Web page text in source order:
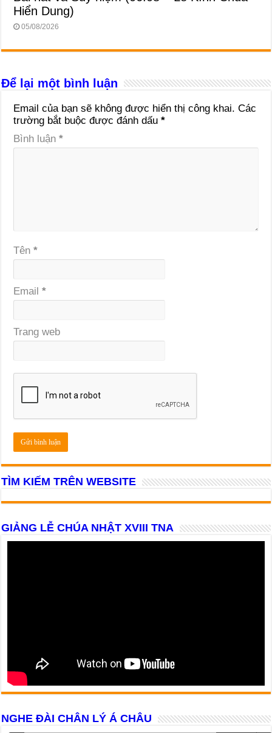
Hiển Dung)
05/08/2026
Để lại một bình luận
Email của bạn sẽ không được hiển thị công khai. Các
trường bắt buộc được đánh dấu*
Bình luận*
Tên*
Email*
Trang web
TÌM KIẾM TRÊN WEBSITE
GIẢNG LỄ CHÚA NHẬT XVIII TNA
NGHE ĐÀI CHÂN LÝ Á CHÂU